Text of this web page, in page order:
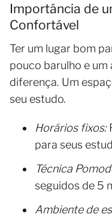
Importância de
Confortável
Ter um lugar bom
pouco barulho e
diferença. Um
seu estudo.
Horários fixos:
para seus
Técnica
seguidos de 5
Ambiente de